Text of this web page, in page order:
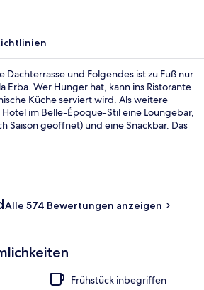
Dachterrasse und Folgendes ist zu Fuß nur
Erba. Wer Hunger hat, kann ins Ristorante
Küche serviert wird. Als weitere
im Belle-Époque-Stil eine Loungebar,
Saison geöffnet) und eine Snackbar. Das
Reisenden.
Alle 574 Bewertungen anzeigen
Frühstück inbegriffen